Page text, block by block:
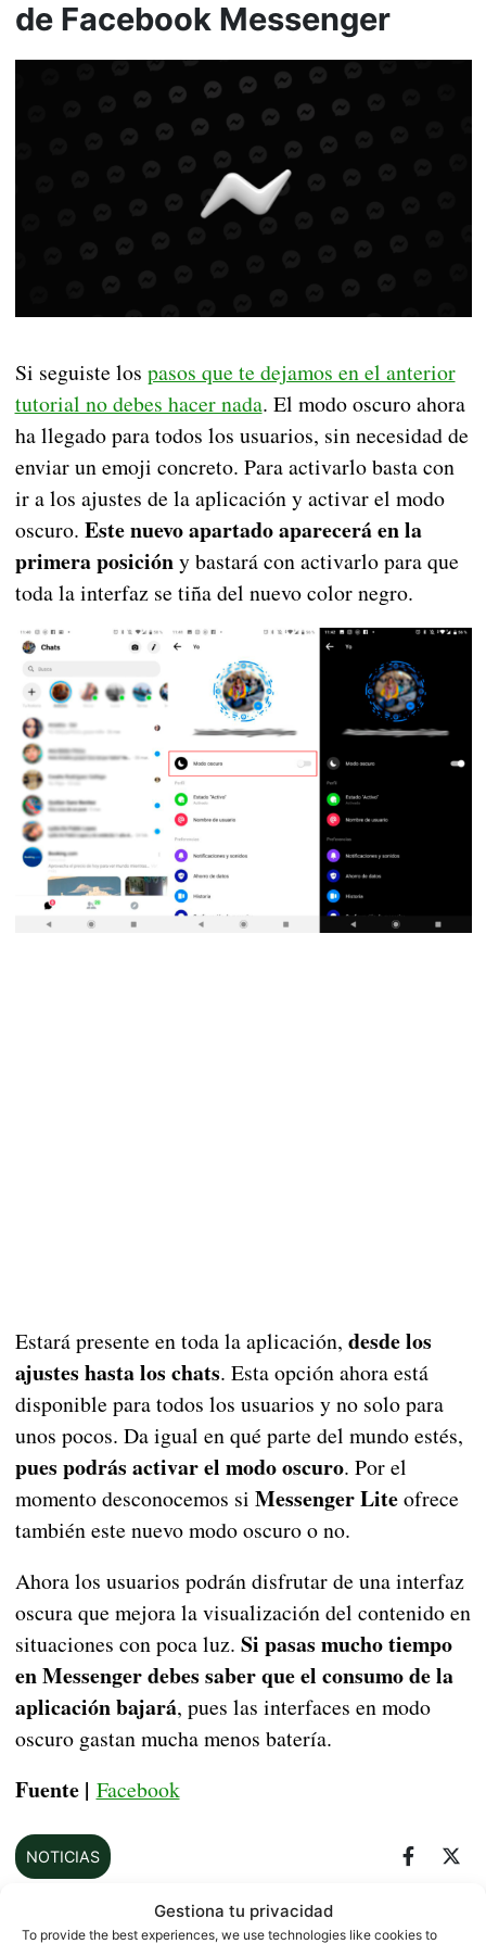
Gestiona tu privacidad
To provide the best experiences, we use technologies like cookies to
de Facebook Messenger
Si seguiste los pasos que te dejamos en el anterior
tutorial no debes hacer nada. El modo oscuro ahora
ha llegado para todos los usuarios, sin necesidad de
enviar un emoji concreto. Para activarlo basta con
ir a los ajustes de la aplicación y activar el modo
oscuro. Este nuevo apartado aparecerá en la
primera posicióny bastará con activarlo para que
toda la interfaz se tiña del nuevo color negro.
Estará presente en toda la aplicación, desde los
ajustes hasta los chats. Esta opción ahora está
disponible para todos los usuarios y no solo para
unos pocos. Da igual en qué parte del mundo estés,
pues podrás activar el modo oscuro. Por el
momento desconocemos si Messenger Liteofrece
también este nuevo modo oscuro o no.
Ahora los usuarios podrán disfrutar de una interfaz
oscura que mejora la visualización del contenido en
situaciones con poca luz. Si pasas mucho tiempo
en Messenger debes saber que el consumo de la
aplicación bajará, pues las interfaces en modo
oscuro gastan mucha menos batería.
Fuente | Facebook
NOTICIAS